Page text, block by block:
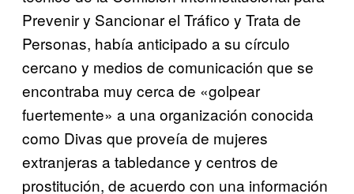
Prevenir y Sancionar el Tráfico y Trata de
Personas, había anticipado a su círculo
cercano y medios de comunicación que se
encontraba muy cerca de «golpear
fuertemente» a una organización conocida
como Divas que proveía de mujeres
extranjeras a tabledance y centros de
prostitución, de acuerdo con una información